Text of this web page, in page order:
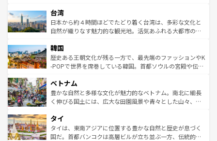
情報は
人々、おいしいローカルフードやハワイアンミュージッ
ク、伝統的なフラダンスなど、すべてがハワイの魅力を彩
っている。訪れるたびに新しい発見と感動が待っているハ
はコンテンツ一覧
リアリーフや大陸中央部にそびえるウルル（エアーズロッ
ク）、タスマニアの美しい原生林やケアンズの熱帯雨林な
ど、見どころがたくさん。また、カフェやワイン、オージ
いる。アクティビティも充実しており、サーフィンやダイ
ビング、ハイキングなど、アウトドア好きにはたまらな
い。オーストラリアの多彩な魅力を存分に味わいつくそ
参照してほしい。
台湾
日本から約４時間ほどでたどり着く台湾は、多彩な文化と
自然が織りなす魅力的な観光地。活気あふれる大都市の台
ン）、静ひつな山岳地帯である台湾東部など、都市の喧騒
と山間の静けさが共存しており、訪れる人に新しい発見と
驚きをもたらしてくれる。また、奥深い台湾の食文化も魅
容にもいいと評判のスイーツなど、バラエティ豊かな料理
が味わえる。 なお、新着の台湾情報は コンテンツ一覧を参
照してほしい。
韓国
歴史ある王朝文化が残る一方で、最先端のファッションやK
-POPで世界を席巻している韓国。首都ソウルの宮殿や伝統
き、地方に足を延ばせば四季折々の自然美を楽しむことが
できる。そして、キムチや焼肉、絶品のストリートフード
まで、さまざまな韓国料理が待っている。夜には、韓国な
リティに包まれながら、韓国の多彩な魅力を心ゆくまで味
わってみてほしい。 なお、新着の韓国情報はコンテンツ一
覧を参照してほしい。
ベトナム
豊かな自然と多様な文化が魅力的なベトナム。南北に細長
く伸びる国土には、広大な田園風景や青々とした山々、世
急速な発展と共に伝統が息づく。ハノイの古い町並みやホ
ーチミン市のフランス統治時代の建物も、独特の雰囲気を
醸し出している。また、バラエティの豊かさとおいしさで
タイ
タイは、東南アジアに位置する豊かな自然と歴史が息づく
国だ。首都バンコクは高層ビルが立ち並ぶ一方、伝統的な